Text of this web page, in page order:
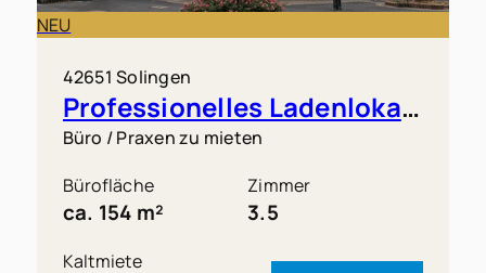
NEU
42651 Solingen
Professionelles Ladenlokal in Solingen-Mitte
Büro / Praxen zu mieten
Bürofläche
ca. 154 m²
Zimmer
3.5
Kaltmiete